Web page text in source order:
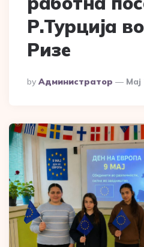
Р.Турција
Ризе
Posted
By
By Администратор Мај